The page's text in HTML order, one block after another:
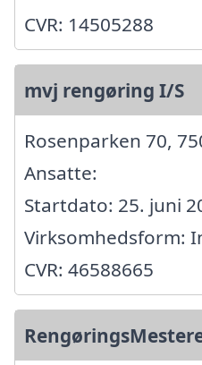
CVR: 14505288
mvj rengøring I/S
Rosenparken 70,
Ansatte:
Startdato: 25. juni
Virksomhedsform:
CVR: 46588665